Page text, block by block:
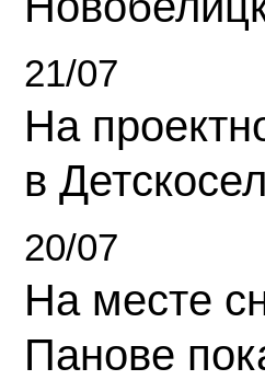
21/07
На
в
20/07
На месте
Панове